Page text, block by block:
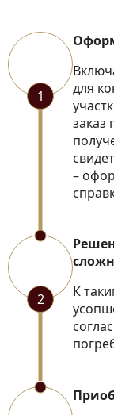
1
для
заказ
–
2
К